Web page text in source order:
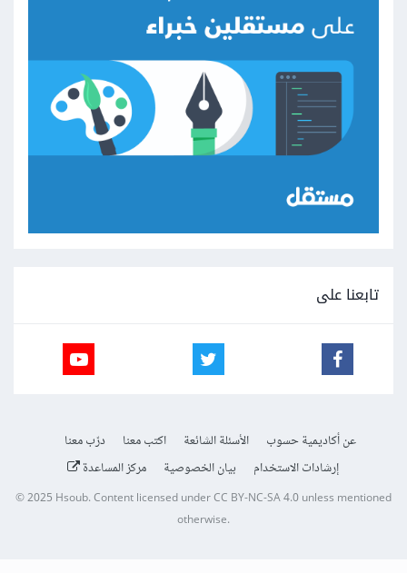
تابعنا على
عن أكاديمية حسوب الأسئلة الشائعة اكتب معنا
درّب معنا
إرشادات الاستخدام
بيان الخصوصية مركز المساعدة
© 2025Hsoub.Content licensed underCC BY-NC-SA 4.0unless mentioned
otherwise.